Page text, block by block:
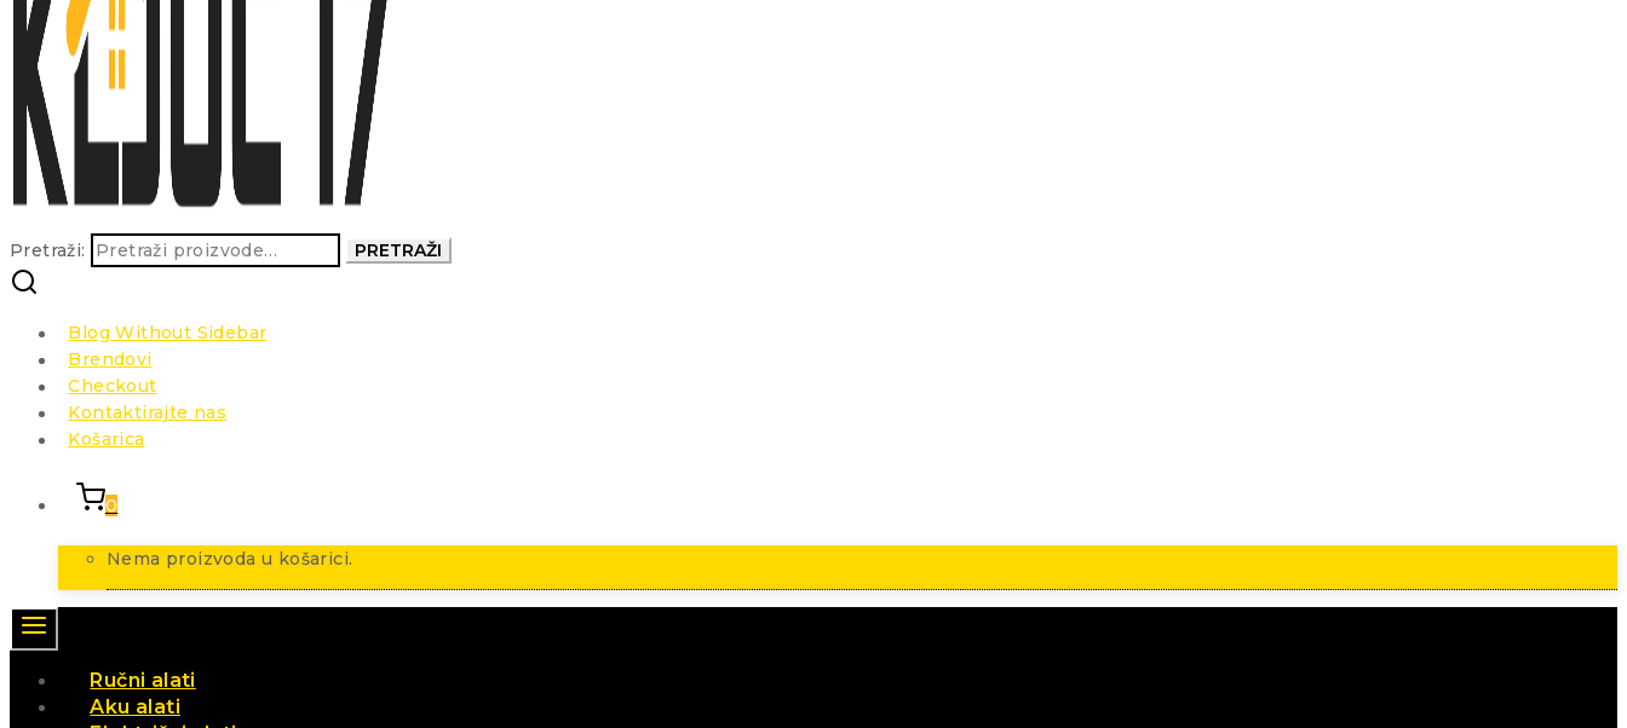
Pretraži: PRETRAŽI
Blog Without Sidebar
Brendovi
Checkout
Kontaktirajte nas
Košarica
0
Nema proizvoda u košarici.
Ručni alati
Aku alati